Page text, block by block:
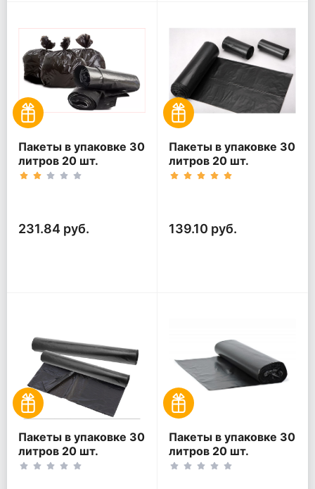
Пакеты в упаковке 30
литров 20 шт.
(20шт*5рул)
231.84 руб.
Пакеты в упаковке 30
литров 20 шт.
(20шт*3рул)
139.10 руб.
Пакеты в упаковке 30
литров 20 шт.
(20шт*2рул)
Пакеты в упаковке 30
литров 20 шт.
(20шт*1рул)